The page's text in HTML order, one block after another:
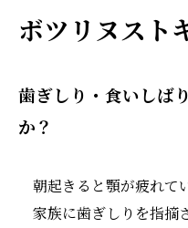
ボツリヌスト
歯ぎしり・食いしば
か？
朝起きると顎が疲れて
家族に歯ぎしりを指摘